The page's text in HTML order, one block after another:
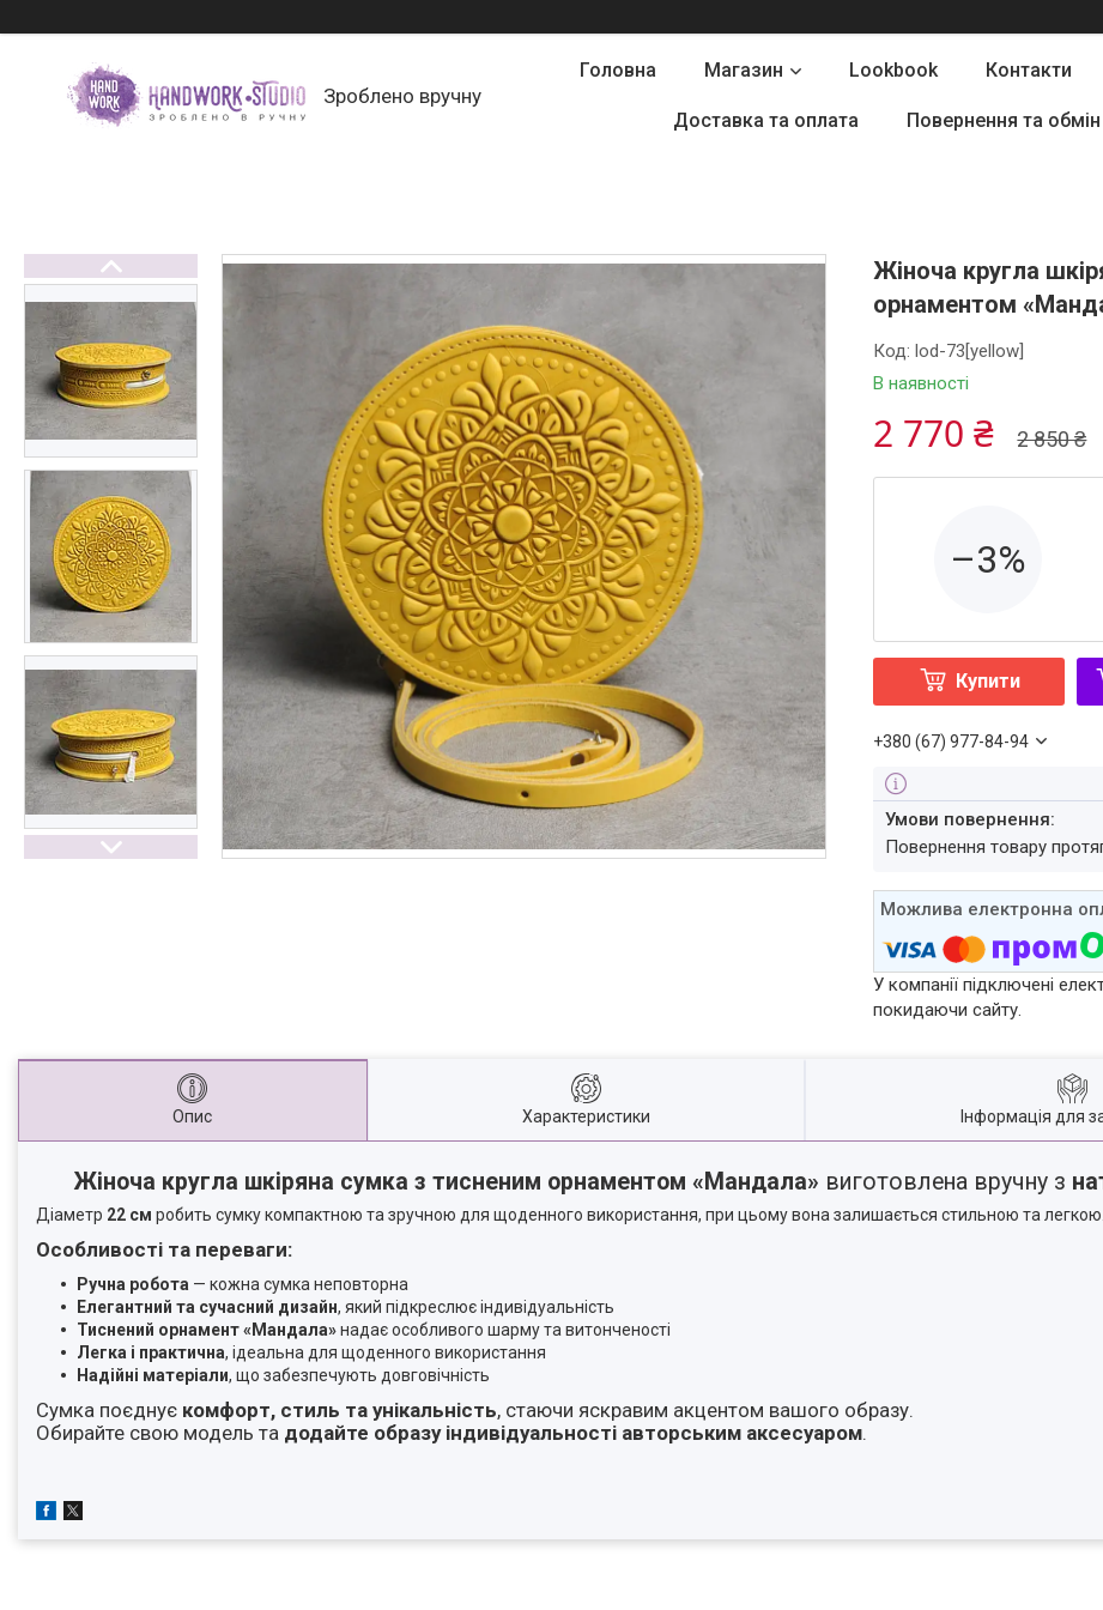
Зроблено вручну
Головна Магазин Lookbook Контакти
Доставка та оплата Повернення та обмін
Жіноча кругла
орнаментом
В наявності
Код:lod-73[yellow]
2 850 ₴
2 770 ₴
–3%
Купити
+380 (67) 977-84-94
повернення товару
У компанії підключені
покидаючи сайту.
Опис Характеристики Інформація для
Жіноча кругла шкіряна сумка з тисненим орнаментом «Мандала» виготовлена вручну з
Діаметр 22 см робить сумку компактною та зручною для щоденного використання, при цьому вона залишається стильною та легкою.
Особливості та переваги:
Ручна робота — кожна сумка неповторна
Елегантний та сучасний дизайн, який підкреслює індивідуальність
Тиснений орнамент «Мандала»надає особливого шарму та витонченості
Легка і практична, ідеальна для щоденного використання
Надійні матеріали, що забезпечують довговічність
Сумка поєднує комфорт, стиль та унікальність, стаючи яскравим акцентом вашого образу.
Обирайте свою модель та додайте образу індивідуальності авторським аксесуаром.